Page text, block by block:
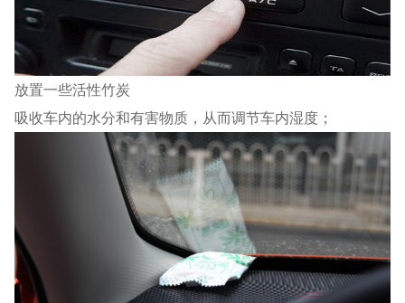
放置一些活性竹炭
吸收车内的水分和有害物质，从而调节车内湿度；